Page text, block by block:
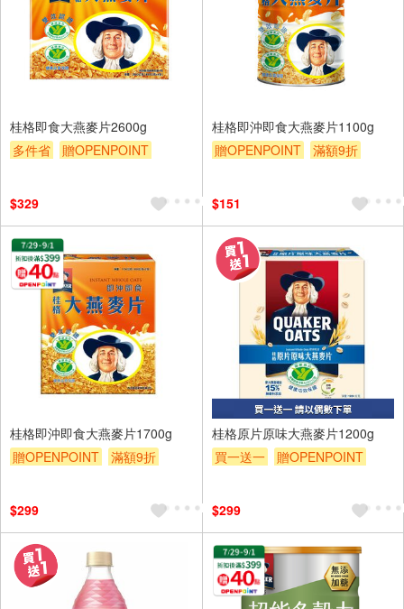
桂格即食大燕麥片2600g
多件省
贈OPENPOINT
$329
桂格即沖即食大燕麥片1100g
贈OPENPOINT
滿額9折
$151
桂格即沖即食大燕麥片1700g
贈OPENPOINT
滿額9折
$299
桂格原片原味大燕麥片1200g
買一送一
贈OPENPOINT
$299